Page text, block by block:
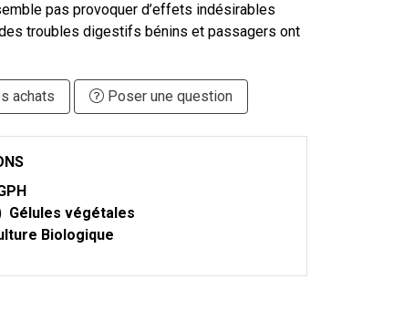
pas provoquer d’effets indésirables
troubles digestifs bénins et passagers ont
achats Poser une question
Gélules végétales
Biologique